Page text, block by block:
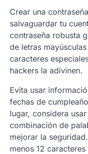
Crear una
salvaguardar tu
contraseña robusta
de letras
caracteres
hackers la adivinen.
Evita usar
fechas de
lugar, considera
combinación de
mejorar la
menos 12